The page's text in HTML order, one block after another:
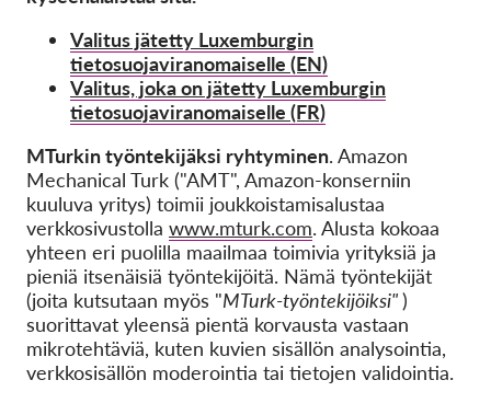
GDPRhub
Valitus jätetty Luxemburgin
tietosuojaviranomaiselle (EN)
Valitus, joka on jätetty Luxemburgin
tietosuojaviranomaiselle (FR)
MTurkin työntekijäksi ryhtyminen. Amazon
Mechanical Turk ("AMT", Amazon-konserniin
kuuluva yritys) toimii joukkoistamisalustaa
verkkosivustolla www.mturk.com. Alusta kokoaa
yhteen eri puolilla maailmaa toimivia yrityksiä ja
pieniä itsenäisiä työntekijöitä. Nämä työntekijät
(joita kutsutaan myös "MTurk-työntekijöiksi")
suorittavat yleensä pientä korvausta vastaan
mikrotehtäviä, kuten kuvien sisällön analysointia,
verkkosisällön moderointia tai tietojen validointia.